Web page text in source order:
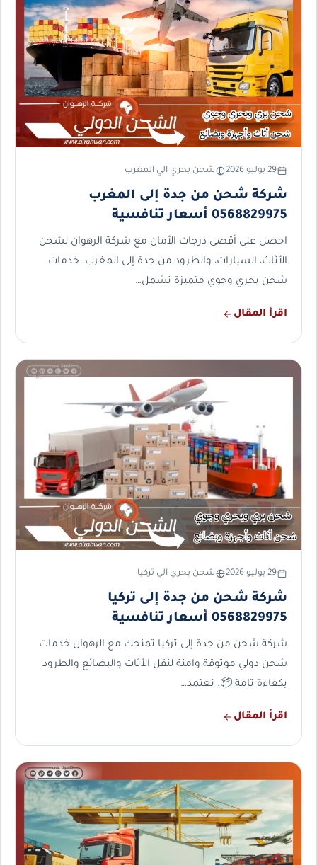
29 يوليو 2026 شحن بحري الي المغرب
شركة شحن من جدة إلى المغرب
0568829975 أسعار تنافسية
احصل على أقصى درجات الأمان مع شركة الرهوان لشحن
الأثاث، السيارات، والطرود من جدة إلى المغرب. خدمات
شحن بحري وجوي متميزة تشمل…
اقرأ المقال
29 يوليو 2026 شحن بحري الي تركيا
شركة شحن من جدة إلى تركيا
0568829975 أسعار تنافسية
شركة شحن من جدة إلى تركيا تمنحك مع الرهوان خدمات
شحن دولي موثوقة وآمنة لنقل الأثاث والبضائع والطرود
بكفاءة تامة 📦. نعتمد…
اقرأ المقال